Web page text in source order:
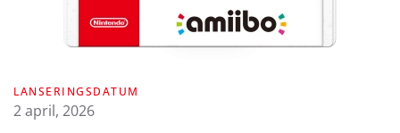
LANSERINGSDATUM
2 april, 2026